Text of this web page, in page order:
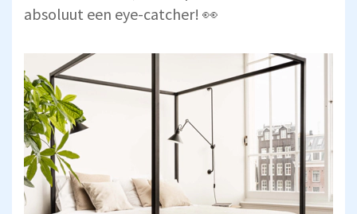
absoluut een eye-catcher! 👀